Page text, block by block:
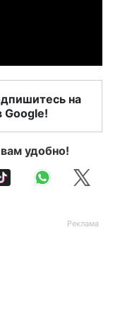
на
Google!
удобно!